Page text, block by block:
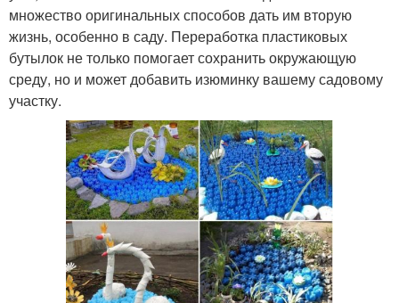
множество оригинальных способов дать им вторую
жизнь, особенно в саду. Переработка пластиковых
бутылок не только помогает сохранить окружающую
среду, но и может добавить изюминку вашему садовому
участку.